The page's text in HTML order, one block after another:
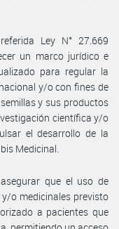
Ley N° 27.669
un marco jurídico e
para regular la
y/o con fines de
y sus productos
científica y/o
el desarrollo de la
Medicinal.
que el uso de
o medicinales previsto
a pacientes que